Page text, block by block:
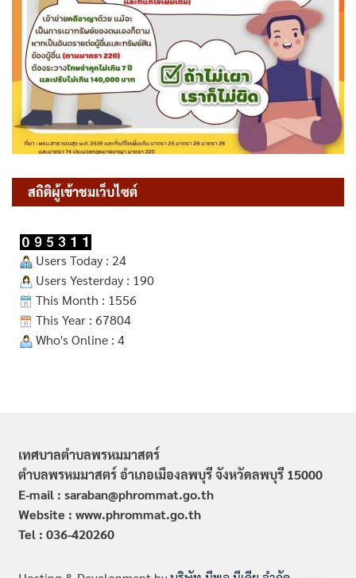
สถิติผู้เข้าชมเว็บไซต์
Users Today : 24
Users Yesterday : 190
This Month : 1556
This Year : 67804
Who's Online : 4
เทศบาลตำบลพรหมมาสตร์
ตำบลพรหมมาสตร์ อำเภอเมืองลพบุรี จังหวัดลพบุรี 15000
E-mail : saraban@phrommat.go.th
Website : www.phrommat.go.th
Tel : 036-420260